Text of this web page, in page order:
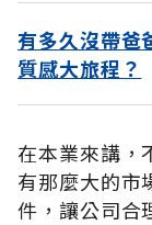
有多久沒帶爸
質感大旅程？
在本業來講，
有那麼大的市
件，讓公司合